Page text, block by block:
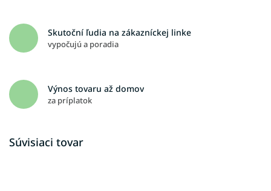
Skutoční ľudia na zákazníckej linke
vypočujú a poradia
Výnos tovaru až domov
za príplatok
Súvisiaci tovar